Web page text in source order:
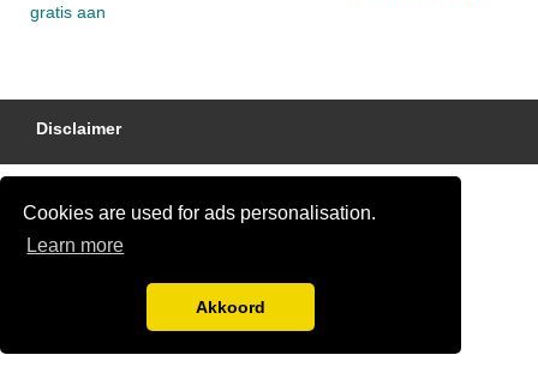
Cookies are used for ads personalisation.
Learn more
Akkoord
gratis aan
Disclaimer